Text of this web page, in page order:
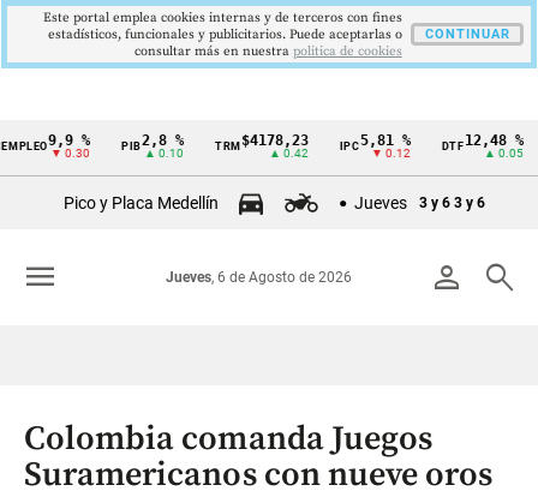
Cintillo
Colombia
9,9 %
▼ 0.30
PIB 2,8 %
▲ 0.10
TRM $4178,23
▲ 0.42
IPC 5,81 %
▼ 0.12
DTF 12,48 %
▲ 0.05
Pico y Placa Medellín Jueves 3 y 6 3 y 6
person search
Jueves, 6 de Agosto de 2026
menu
Colombia comanda Juegos
Suramericanos con nueve oros
Este portal emplea cookies internas y de terceros con fines
estadísticos, funcionales y publicitarios. Puede aceptarlas o
consultar más en nuestra politica de cookies
CONTINUAR